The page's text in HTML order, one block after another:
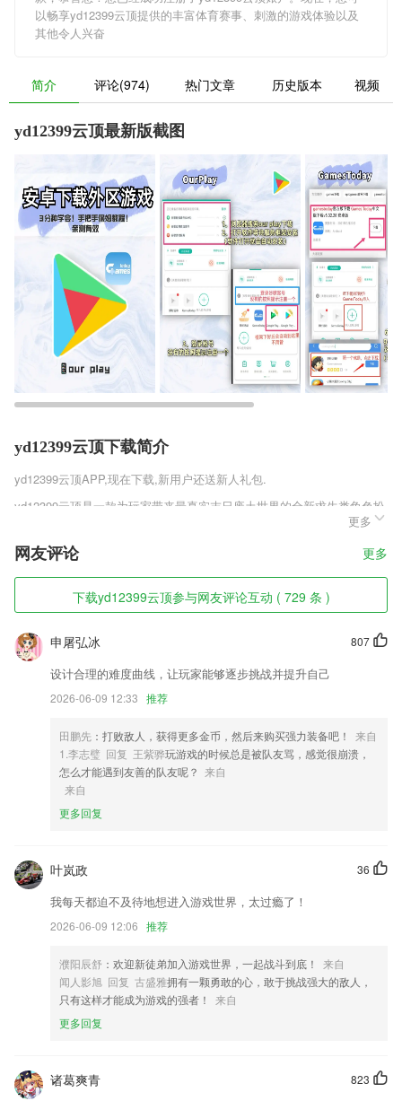
以畅享yd12399云顶提供的丰富体育赛事、刺激的游戏体验以及
其他令人兴奋
简介 评论(974) 热门文章 历史版本 视频
yd12399云顶最新版截图
yd12399云顶下载简介
yd12399云顶APP,现在下载,新用户还送新人礼包.
yd12399云顶是一款为玩家带来最真实末日废土世界的全新求生类角色扮
演手机游戏，更加独特的废土元素，大量的丧尸和各种不同的变异生物将
会成为玩家最为主要的敌人。战斗的设定有着更加独特的技巧，在末日中
生存的第一法则就是不断的强化自己。
yd12399云顶软件特色
1,强调兴趣
2,各种类型的小说应有尽有，完全免费，然你一次性看个够。
3,【强大服务功能】电话医生、在线挂号、专家问诊、微医快约、免费问
询等，给您和家人提供健康生活的全程贴心呵护！
词数或者六级单词数，背完后就打卡，坚持每天打卡，单词量都是靠日积
5,功能全面的图片编辑器！多变滤镜，海报和贴纸等多效功能让您可以任
何方式美化您的照片镜像、模糊、马赛克、mix、nomo等让图片编辑变
得更简单有效
馈给2265用户立即查询；
yd12399云顶软件优势
1.126个游戏形式，学习与游戏相结合，轻松打好拼音基础。
3.与知识同行，与时讯同步，与游戏热爱者零距离
4.还可以在线上与考试，每天都会有不一样的考试项目可以了解，更好的
合理安排所有时间
6.提供单词读音、音标,汉语解释,例句,支持在线朗读单词等。
更多
网友评论 更多
下载yd12399云顶参与网友评论互动 ( 729 条 )
807
申屠弘冰
设计合理的难度曲线，让玩家能够逐步挑战并提升自己
2026-06-09 12:33 推荐
田鹏先 ：打败敌人，获得更多金币，然后来购买强力装备吧！
来自
1.李志璧 回复 王紫骅玩游戏的时候总是被队友骂，感觉很崩溃，
怎么才能遇到友善的队友呢？ 来自
来自
更多回复
36
叶岚政
我每天都迫不及待地想进入游戏世界，太过瘾了！
2026-06-09 12:06 推荐
濮阳辰舒 ：欢迎新徒弟加入游戏世界，一起战斗到底！
来自
闻人影旭 回复 古盛雅拥有一颗勇敢的心，敢于挑战强大的敌人，
只有这样才能成为游戏的强者！
来自
更多回复
823
诸葛爽青